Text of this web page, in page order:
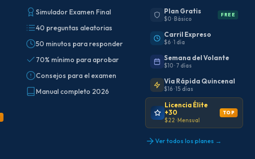
Simulador Examen Final
40 preguntas aleatorias
50 minutos para responder
70% mínimo para aprobar
Consejos para el examen
Manual completo 2026
Plan Gratis
$0 · Básico
FREE
Carril Expreso
$6 · 1 día
Semana del Volante
$10 · 7 días
Vía Rápida Quincenal
$16 · 15 días
Licencia Élite
+30
$22 · Mensual
TOP
Ver todos los planes →